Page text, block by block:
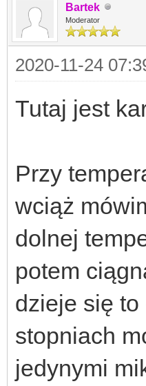
Bartek
Moderator
2020-11-24
Tutaj jest
Przy
wciąż
dolnej
potem
dzieje się
stopniach
jedynymi